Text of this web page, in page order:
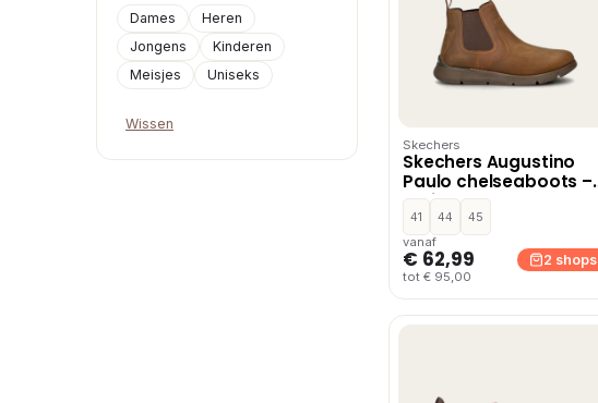
Dames
Heren
Jongens
Kinderen
Meisjes
Uniseks
Wissen
Skechers
Skechers Augustino
Paulo chelseaboots –
Bruin
41 44
45
vanaf
€ 62,99
tot € 95,00
2 shops